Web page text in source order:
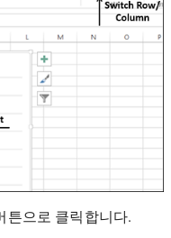
튼으로 클릭합니다.